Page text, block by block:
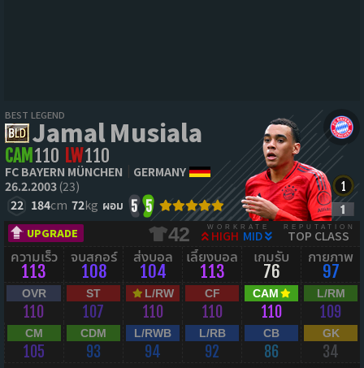
BEST LEGEND
Jamal Musiala
CAM 110 LW110
FC BAYERN MÜNCHEN
GERMANY
26.2.2003(23)
22 184cm 72kg ผอม 5 5
UPGRADE 42 WORKRATE
HIGH MID
REPUTATION
TOP CLASS
ความเร็ว
113
จบสกอร์
108
ส่งบอล
104
เลี้ยงบอล
113
เกมรับ
76
กายภาพ
97
OVR
110
ST
107
L/RW
110
CF
110
CAM
110
L/RM
109
CM
105
CDM
93
L/RWB
94
L/RB
92
CB
86
GK
34